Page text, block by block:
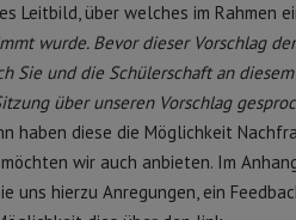
Leitbild, über welches im Rahmen
wurde. Bevor dieser Vorschlag
Sie und die Schülerschaft an
über unseren Vorschlag
haben diese die Möglichkeit
wir auch anbieten. Im
uns hierzu Anregungen, ein